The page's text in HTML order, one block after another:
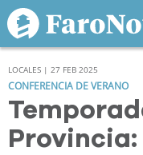
LOCALES | 27 FEB 2025
CONFERENCIA DE VERANO
Provincia: